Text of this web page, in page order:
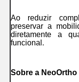
Ao reduzir
preservar a
diretamente a
funcional.
Sobre a NeoOrtho